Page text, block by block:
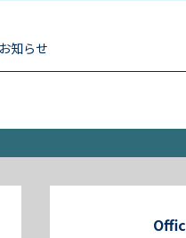
知らせ